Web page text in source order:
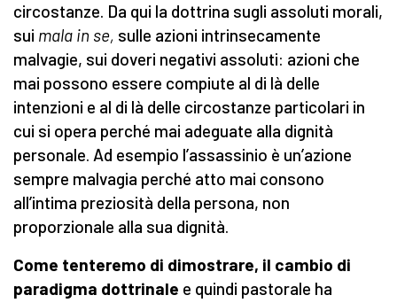
circostanze. Da qui la dottrina sugli assoluti morali,
sui mala in se, sulle azioni intrinsecamente
malvagie, sui doveri negativi assoluti: azioni che
mai possono essere compiute al di là delle
intenzioni e al di là delle circostanze particolari in
cui si opera perché mai adeguate alla dignità
personale. Ad esempio l’assassinio è un’azione
sempre malvagia perché atto mai consono
all’intima preziosità della persona, non
proporzionale alla sua dignità.
Come tenteremo di dimostrare, il cambio di
paradigma dottrinale e quindi pastorale ha